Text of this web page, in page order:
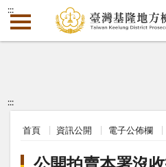
:::
:::
首頁 資訊公開 電子公佈欄